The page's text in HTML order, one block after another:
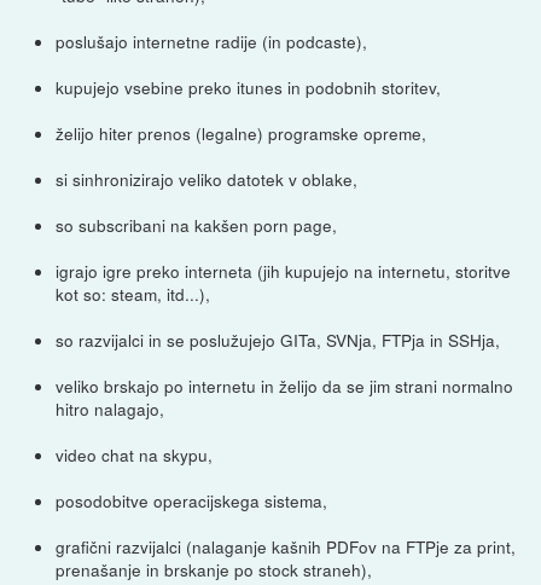
poslušajo internetne radije (in podcaste),
kupujejo vsebine preko itunes in podobnih storitev,
želijo hiter prenos (legalne) programske opreme,
si sinhronizirajo veliko datotek v oblake,
so subscribani na kakšen porn page,
igrajo igre preko interneta (jih kupujejo na internetu, storitve
kot so: steam, itd...),
so razvijalci in se poslužujejo GITa, SVNja, FTPja in SSHja,
veliko brskajo po internetu in želijo da se jim strani normalno
hitro nalagajo,
video chat na skypu,
posodobitve operacijskega sistema,
grafični razvijalci (nalaganje kašnih PDFov na FTPje za print,
prenašanje in brskanje po stock straneh),